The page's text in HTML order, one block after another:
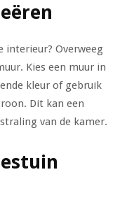
interieur? Overweeg
Kies een muur in
kleur of gebruik
Dit kan een
van de kamer.